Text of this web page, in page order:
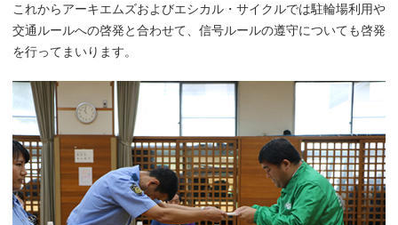
これからアーキエムズおよびエシカル・サイクルでは駐輪場利用や
交通ルールへの啓発と合わせて、信号ルールの遵守についても啓発
を行ってまいります。